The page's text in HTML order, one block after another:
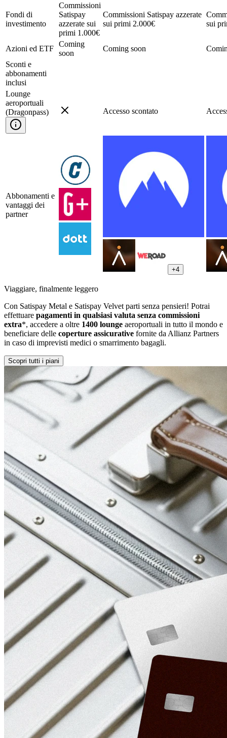
Fondi di
investimento
Commissioni
Satispay
azzerate sui
primi 1.000€
Commissioni Satispay azzerate
sui primi 2.000€
sui
Azioni ed ETF
Coming
soon
Coming soon
Sconti e
abbonamenti
inclusi
Lounge
aeroportuali
(Dragonpass)
Accesso scontato
Abbonamenti e
vantaggi dei
partner
+4
Viaggiare, finalmente leggero
Con Satispay Metal e Satispay Velvet parti senza pensieri! Potrai
effettuare pagamenti in qualsiasi valuta senza commissioni
extra*, accedere a oltre 1400 lounge aeroportuali in tutto il mondo e
beneficiare delle coperture assicurative fornite da Allianz Partners
in caso di imprevisti medici o smarrimento bagagli.
Scopri tutti i piani